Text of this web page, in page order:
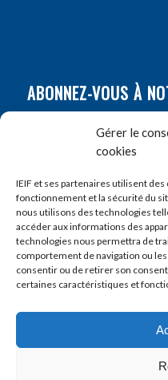
Gérer le
cookies
IEIF et ses partenaires utilisent
fonctionnement et la sécurité du
nous utilisons des technologies
accéder aux informations des
technologies nous permettra de
comportement de navigation ou
consentir ou de retirer son
certaines caractéristiques et
ABONNEZ-VOUS À
Prénom*
E-mail*